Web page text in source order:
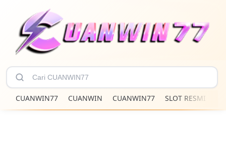
CUANWIN77 CUANWIN CUANWIN77 SLOT RESMI